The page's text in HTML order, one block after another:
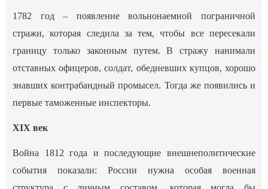
1782 год – появление вольнонаемной пограничной
стражи, которая следила за тем, чтобы все пересекали
границу только законным путем. В стражу нанимали
отставных офицеров, солдат, обедневших купцов, хорошо
знавших контрабандный промысел. Тогда же появились и
первые таможенные инспекторы.
XIX век
Война 1812 года и последующие внешнеполитические
события показали: России нужна особая военная